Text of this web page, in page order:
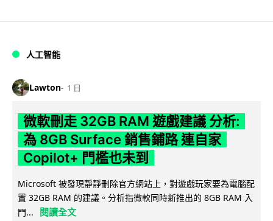
人工智能
Lawton 1 日
微軟刪走 32GB RAM 遊戲建議 分析:
為 8GB Surface 銷售鋪路 連自家
Copilot+ 門檻也未到
Microsoft 被發現靜靜刪除官方網站上，對遊戲玩家要為電腦配
置 32GB RAM 的建議。分析指微軟同時新推出的 8GB RAM 入
門...
閱讀全文